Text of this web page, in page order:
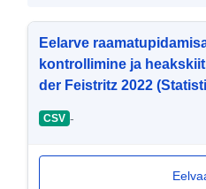
Eelarve
kontrollimine ja
der Feistritz 2022
CSV -